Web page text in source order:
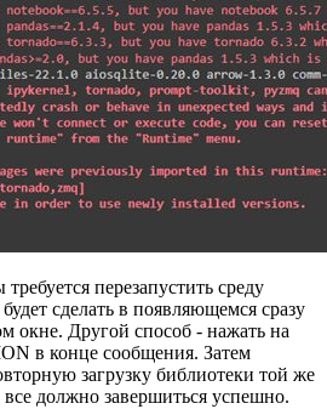
перезапустить среду
сделать в появляющемся сразу
окне. Другой способ - нажать на
в конце сообщения. Затем
загрузку библиотеки той же
должно завершиться успешно.